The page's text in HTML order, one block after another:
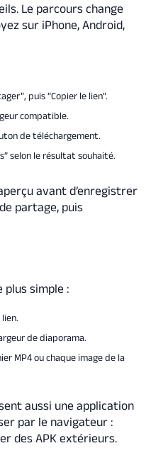
Le parcours change
sur iPhone, Android,
puis “Copier le lien”.
compatible.
de téléchargement.
selon le résultat souhaité.
avant d’enregistrer
partage, puis
simple :
de diaporama.
MP4 ou chaque image de la
aussi une application
par le navigateur :
des APK extérieurs.